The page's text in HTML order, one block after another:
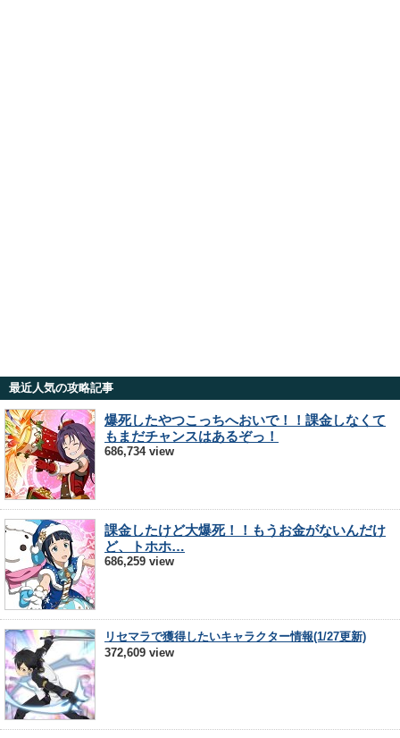
最近人気の攻略記事
爆死したやつこっちへおいで！！課金しなくて
もまだチャンスはあるぞっ！
686,734 view
課金したけど大爆死！！もうお金がないんだけ
ど、トホホ…
686,259 view
リセマラで獲得したいキャラクター情報(1/27更新)
372,609 view